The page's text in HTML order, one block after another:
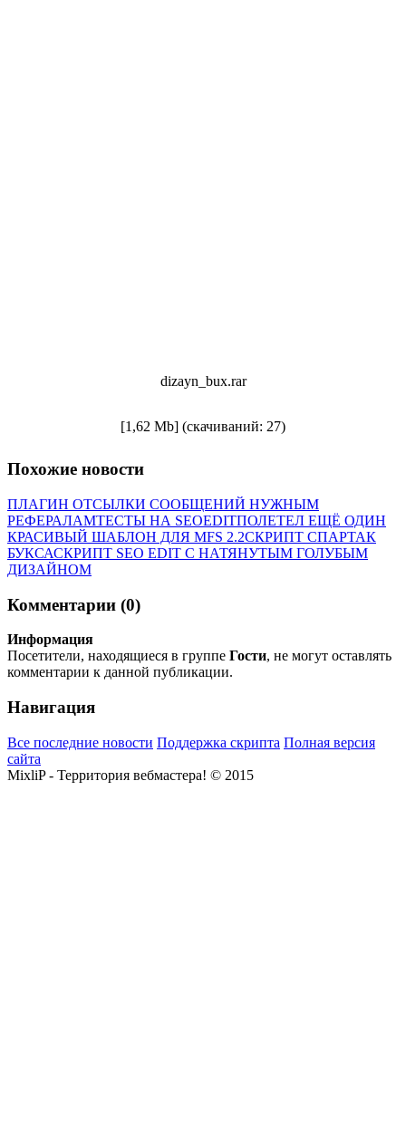
dizayn_bux.rar
[1,62 Mb] (cкачиваний: 27)
Похожие новости
ПЛАГИН ОТСЫЛКИ СООБЩЕНИЙ НУЖНЫМ
РЕФЕРАЛАМТЕСТЫ НА SEOEDITПОЛЕТЕЛ ЕЩЁ ОДИН
КРАСИВЫЙ ШАБЛОН ДЛЯ MFS 2.2СКРИПТ СПАРТАК
БУКСАСКРИПТ SEO EDIT С НАТЯНУТЫМ ГОЛУБЫМ
ДИЗАЙНОМ
Комментарии (0)
Информация
Посетители, находящиеся в группе Гости, не могут оставлять
комментарии к данной публикации.
Навигация
Все последние новости Поддержка скрипта Полная версия
сайта
MixliP - Территория вебмастера! © 2015